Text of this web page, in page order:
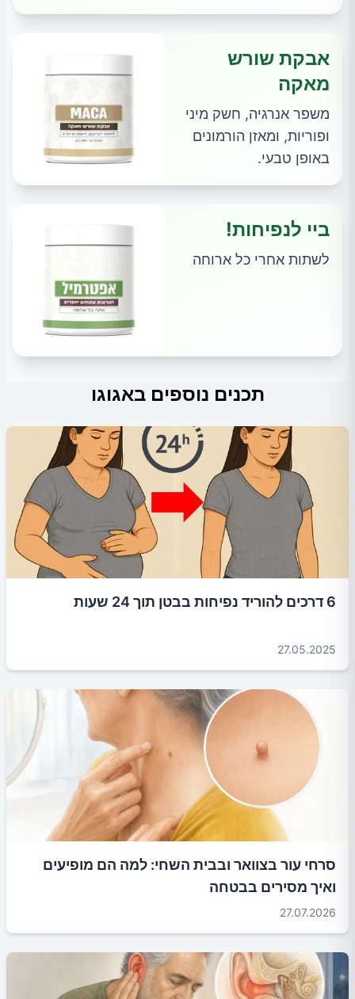
אבקת שורש
מאקה
משפר אנרגיה, חשק מיני
ופוריות, ומאזן הורמונים
באופן טבעי.
ביי לנפיחות!
לשתות אחרי כל ארוחה
תכנים נוספים באגוגו
6 דרכים להוריד נפיחות בבטן תוך 24 שעות
27.05.2025
סרחי עור בצוואר ובבית השחי: למה הם מופיעים
ואיך מסירים בבטחה
27.07.2026